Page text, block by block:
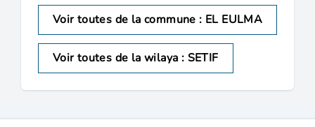
Voir toutes de la commune : EL EULMA
Voir toutes de la wilaya : SETIF